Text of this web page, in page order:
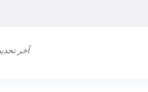
آخر تحديث في 23